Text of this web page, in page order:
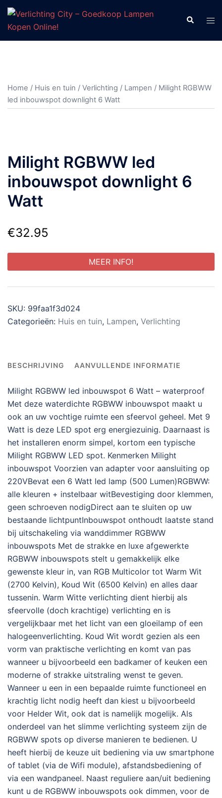
Ga
de
Zoeken
Home / Huis en tuin / Verlichting / Lampen / Milight RGBWW
led inbouwspot downlight 6 Watt
Milight RGBWW led
inbouwspot downlight 6
Watt
€32.95
MEER INFO!
SKU: 99faa1f3d024
Categorieën: Huis en tuin, Lampen, Verlichting
BESCHRIJVING AANVULLENDE INFORMATIE
Milight RGBWW led inbouwspot 6 Watt – waterproof
Met deze waterdichte RGBWW inbouwspot maakt u
ook an uw vochtige ruimte een sfeervol geheel. Met 9
Watt is deze LED spot erg energiezuinig. Daarnaast is
het installeren enorm simpel, kortom een typische
Milight RGBWW LED spot. Kenmerken Milight
inbouwspot Voorzien van adapter voor aansluiting op
220VBevat een 6 Watt led lamp (500 Lumen)RGBWW:
alle kleuren + instelbaar witBevestiging door klemmen,
geen schroeven nodigDirect aan te sluiten op uw
bestaande lichtpuntInbouwspot onthoudt laatste stand
bij uitschakeling via wanddimmer RGBWW
inbouwspots Met de strakke en luxe afgewerkte
RGBWW inbouwspots stelt u gemakkelijk elke
gewenste kleur in, van RGB Multicolor tot Warm Wit
(2700 Kelvin), Koud Wit (6500 Kelvin) en alles daar
tussenin. Warm Witte verlichting dient hierbij als
sfeervolle (doch krachtige) verlichting en is
vergelijkbaar met het licht van een gloeilamp of een
halogeenverlichting. Koud Wit wordt gezien als een
vorm van praktische verlichting en komt van pas
wanneer u bijvoorbeeld een badkamer of keuken een
moderne of strakke uitstraling wenst te geven.
Wanneer u een in een bepaalde ruimte functioneel en
krachtig licht nodig heeft dan kiest u bijvoorbeeld
voor Helder Wit, ook dat is namelijk mogelijk. Als
onderdeel van het slimme verlichting systeem zijn de
RGBWW spots op diverse manieren te bedienen. U
heeft hierbij de keuze uit bediening via uw smartphone
of tablet (via de Wifi module), afstandsbediening of
via een wandpaneel. Naast reguliere aan/uit bediening
kunt u de RGBWW inbouwspots ook dimmen, voor de